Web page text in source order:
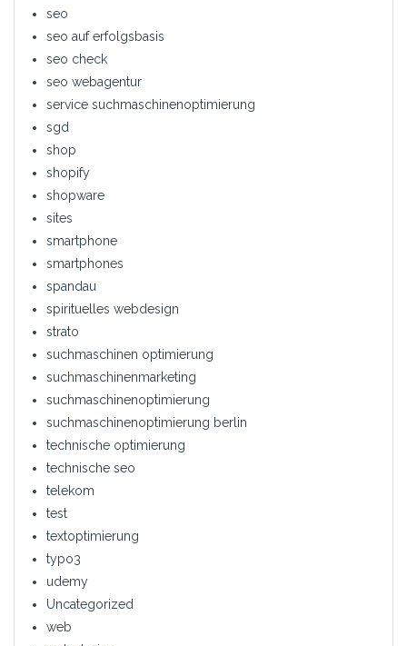
seo
seo auf erfolgsbasis
seo check
seo webagentur
service suchmaschinenoptimierung
sgd
shop
shopify
shopware
sites
smartphone
smartphones
spandau
spirituelles webdesign
strato
suchmaschinen optimierung
suchmaschinenmarketing
suchmaschinenoptimierung
suchmaschinenoptimierung berlin
technische optimierung
technische seo
telekom
test
textoptimierung
typo3
udemy
Uncategorized
web